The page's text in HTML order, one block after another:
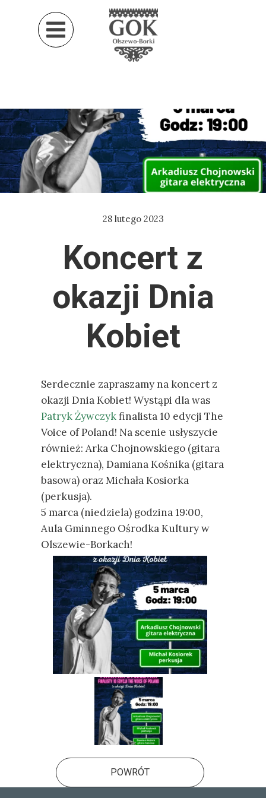
28 lutego 2023
Koncert z
okazji Dnia
Kobiet
Serdecznie zapraszamy na koncert z
okazji Dnia Kobiet! Wystąpi dla was
Patryk Żywczykfinalista 10 edycji The
Voice of Poland! Na scenie usłyszycie
również: Arka Chojnowskiego (gitara
elektryczna), Damiana Kośnika (gitara
basowa) oraz Michała Kosiorka
(perkusja).
5 marca (niedziela) godzina 19:00,
Aula Gminnego Ośrodka Kultury w
Olszewie-Borkach!
POWRÓT